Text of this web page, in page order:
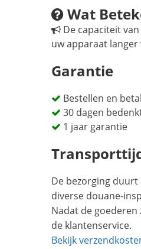
Wat
De capaciteit
uw apparaat
Garantie
Bestellen en
30 dagen
1 jaar garantie
De bezorging duurt
diverse douane-
Nadat de
de klantenservice.
Bekijk